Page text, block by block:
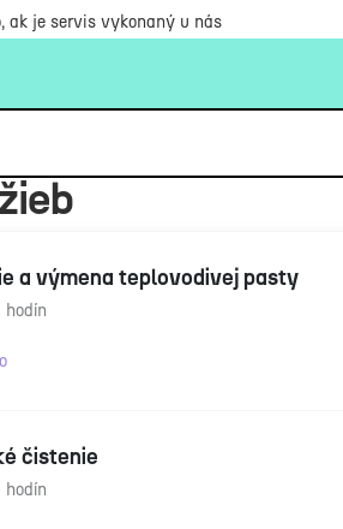
ak je servis vykonaný u nás
a výmena teplovodivej pasty
hodín
čistenie
hodín